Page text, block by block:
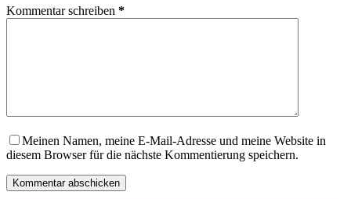
Kommentar schreiben *
Meinen Namen, meine E-Mail-Adresse und meine Website in
diesem Browser für die nächste Kommentierung speichern.
Kommentar abschicken